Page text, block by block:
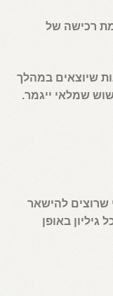
חיסכון של כ־23% לעומת רכישה של
שיוצאים במהלך
שמלאי ייגמר.
שרוצים להישאר
באופן